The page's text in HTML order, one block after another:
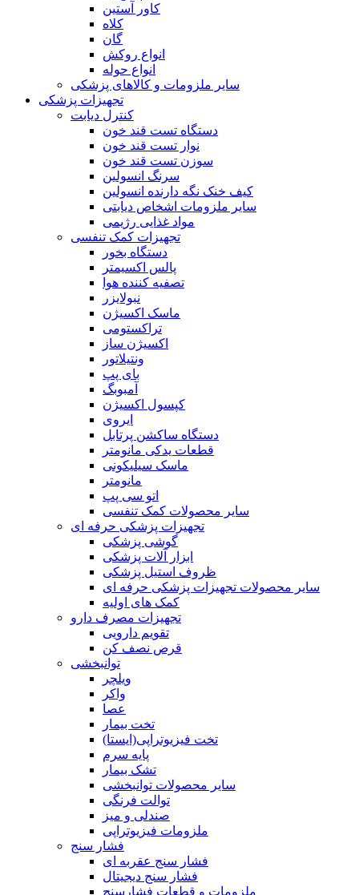
کاور آستین
کلاه
گان
انواع روکش
انواع حوله
سایر ملزومات و کالاهای پزشکی
تجهیزات پزشکی
کنترل دیابت
دستگاه تست قند خون
نوار تست قند خون
سوزن تست قند خون
سرنگ انسولین
کیف خنک نگه دارنده انسولین
سایر ملزومات اشخاص دیابتی
مواد غذایی رژیمی
تجهیزات کمک تنفسی
دستگاه بخور
پالس اکسیمتر
تصفیه کننده هوا
نبولایزر
ماسک اکسیژن
تراکستومی
اکسیژن ساز
ونتیلاتور
بای پپ
آمبوبگ
کپسول اکسیژن
ایروی
دستگاه ساکشن پرتابل
قطعات یدکی مانومتر
ماسک سیلیکونی
مانومتر
اتو سی پپ
سایر محصولات کمک تنفسی
تجهیزات پزشکی حرفه ای
گوشی پزشکی
ابزار آلات پزشکی
ظروف استیل پزشکی
سایر محصولات تجهیزات پزشکی حرفه ای
کمک های اولیه
تجهیزات مصرف دارو
تقویم دارویی
قرص نصف کن
توانبخشی
ویلچر
واکر
عصا
تخت بیمار
تخت فیزیوتراپی(ایستا)
پایه سرم
تشک بیمار
سایر محصولات توانبخشی
توالت فرنگی
صندلی و میز
ملزومات فیزیوتراپی
فشار سنج
فشار سنج عقربه ای
فشار سنج دیجیتال
ملزومات و قطعات فشارسنج